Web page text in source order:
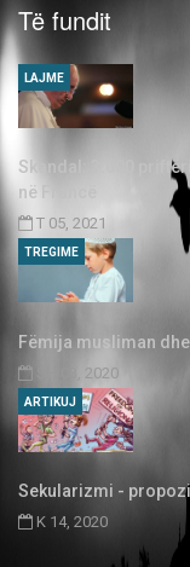
Të fundit
Skandal: 3.000
në Francë
T 05, 2021
LAJME
Fëmija musliman
SH 03, 2020
TREGIME
Sekularizmi -
K 14, 2020
ARTIKUJ